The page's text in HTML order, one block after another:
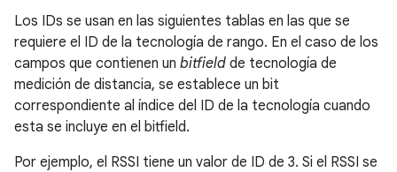
Los IDs se usan en las siguientes tablas en las que se
requiere el ID de la tecnología de rango. En el caso de los
campos que contienen un bitfield de tecnología de
medición de distancia, se establece un bit
correspondiente al índice del ID de la tecnología cuando
esta se incluye en el bitfield.
Por ejemplo, el RSSI tiene un valor de ID de 3. Si el RSSI se